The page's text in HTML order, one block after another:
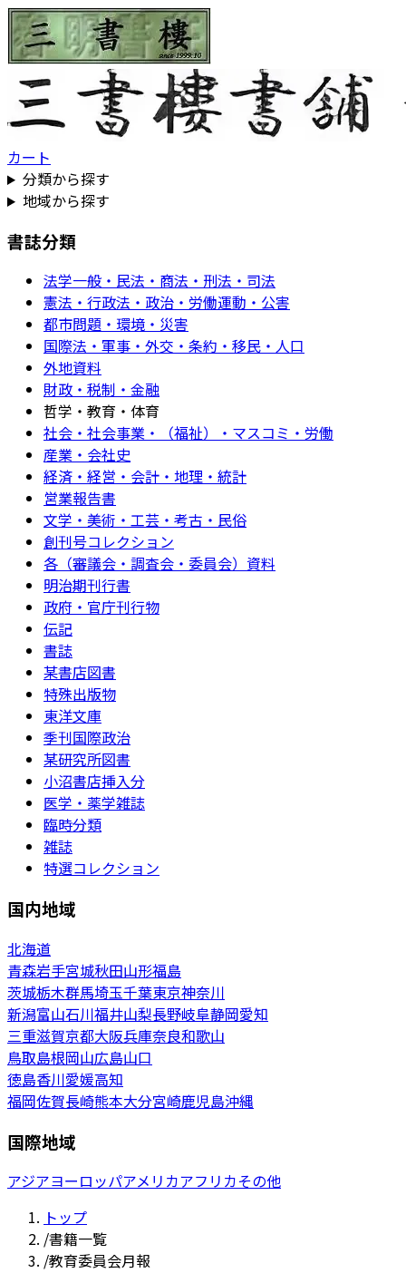
カート
分類から探す
地域から探す
書誌分類
法学一般・民法・商法・刑法・司法
憲法・行政法・政治・労働運動・公害
都市問題・環境・災害
国際法・軍事・外交・条約・移民・人口
外地資料
財政・税制・金融
哲学・教育・体育
社会・社会事業・（福祉）・マスコミ・労働
産業・会社史
経済・経営・会計・地理・統計
営業報告書
文学・美術・工芸・考古・民俗
創刊号コレクション
各（審議会・調査会・委員会）資料
明治期刊行書
政府・官庁刊行物
伝記
書誌
某書店図書
特殊出版物
東洋文庫
季刊国際政治
某研究所図書
小沼書店挿入分
医学・薬学雑誌
臨時分類
雑誌
特選コレクション
国内地域
北海道
青森岩手宮城秋田山形福島
茨城栃木群馬埼玉千葉東京神奈川
新潟富山石川福井山梨長野岐阜静岡愛知
三重滋賀京都大阪兵庫奈良和歌山
鳥取島根岡山広島山口
徳島香川愛媛高知
福岡佐賀長崎熊本大分宮崎鹿児島沖縄
国際地域
アジアヨーロッパアメリカアフリカその他
トップ
/書籍一覧
/教育委員会月報